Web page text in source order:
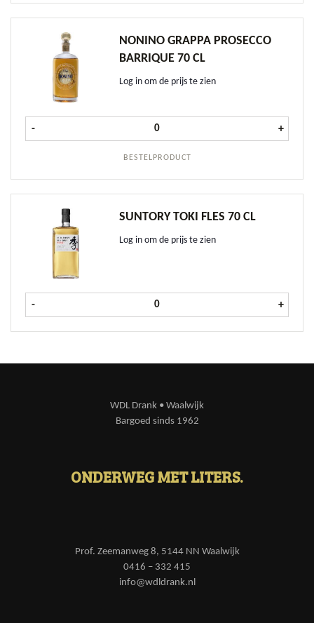
NONINO GRAPPA PROSECCO
BARRIQUE 70 CL
Log in om de prijs te zien
BESTELPRODUCT
- Nonino Grappa Prosecco Barrique
+
SUNTORY TOKI FLES 70 CL
Log in om de prijs te zien
- Suntory Toki fles 70 cl aantal
+
WDL Drank • Waalwijk
Bargoed sinds 1962
ONDERWEG MET LITERS.
Prof. Zeemanweg 8, 5144 NN Waalwijk
0416 – 332 415
info@wdldrank.nl